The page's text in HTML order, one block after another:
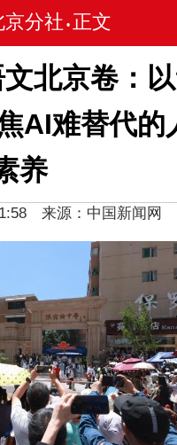
京分社 • 正文
北京卷：
AI难替代的
养
来源：中国新闻网